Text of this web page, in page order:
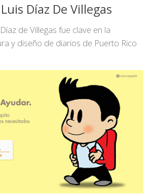
Díaz De Villegas
de Villegas fue clave en la
y diseño de diarios de Puerto Rico